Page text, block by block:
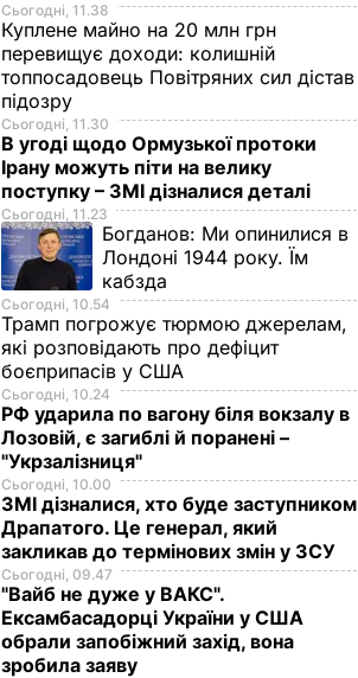
Сьогодні, 11.38
Куплене майно на 20 млн грн
перевищує доходи: колишній
топпосадовець Повітряних сил дістав
підозру
Сьогодні, 11.30
В угоді щодо Ормузької протоки
Ірану можуть піти на велику
поступку – ЗМІ дізналися деталі
Сьогодні, 11.23
Богданов: Ми опинилися в
Лондоні 1944 року. Їм
кабзда
Сьогодні, 10.54
Трамп погрожує тюрмою джерелам,
які розповідають про дефіцит
боєприпасів у США
Сьогодні, 10.24
РФ ударила по вагону біля вокзалу в
Лозовій, є загиблі й поранені –
"Укрзалізниця"
Сьогодні, 10.00
ЗМІ дізналися, хто буде заступником
Драпатого. Це генерал, який
закликав до термінових змін у ЗСУ
Сьогодні, 09.47
"Вайб не дуже у ВАКС".
Ексамбасадорці України у США
обрали запобіжний захід, вона
зробила заяву